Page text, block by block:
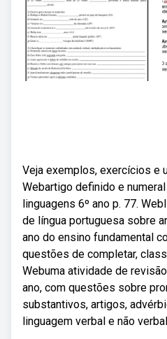
Veja exemplos, exercícios e
Webartigo definido e
linguagens 6º ano p. 77.
de língua portuguesa sobre
ano do ensino fundamental
questões de completar,
Webuma atividade de
ano, com questões sobre
substantivos, artigos,
linguagem verbal e não